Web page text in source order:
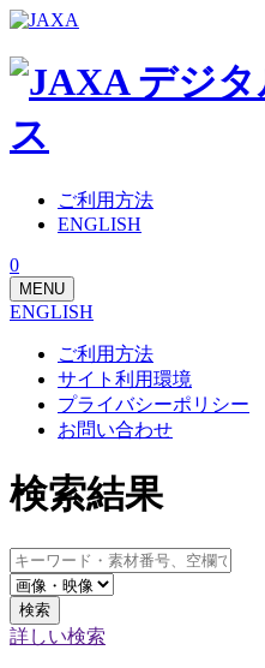
ご利用方法
ENGLISH
0
MENU
ENGLISH
ご利用方法
サイト利用環境
プライバシーポリシー
お問い合わせ
検索結果
検索
詳しい検索